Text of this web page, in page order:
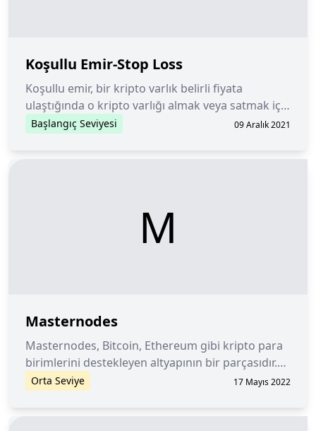
Koşullu Emir-Stop Loss
Koşullu emir, bir kripto varlık belirli fiyata
ulaştığında o kripto varlığı almak veya satmak için
aracıya verilen emirdir.
Başlangıç Seviyesi 09 Aralık 2021
M
Masternodes
Masternodes, Bitcoin, Ethereum gibi kripto para
birimlerini destekleyen altyapının bir parçasıdır.
Normal düğümlerin aksine, ana düğümler blok
Orta Seviye 17 Mayıs 2022